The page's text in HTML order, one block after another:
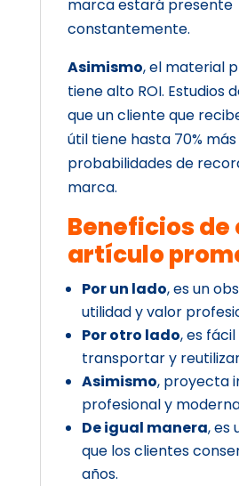
marca estará presente
constantemente.
Asimismo, el material
tiene alto ROI. Estudios
que un cliente que
útil tiene hasta 70% más
probabilidades de
marca.
Beneficios de
artículo
Por un lado, es un
utilidad y valor
Por otro lado, es
transportar y
Asimismo, proyecta
profesional y
De igual manera, es
que los clientes
años.